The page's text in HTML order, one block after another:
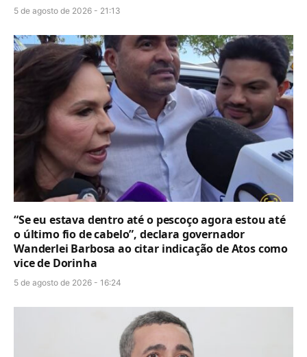
5 de agosto de 2026 - 21:13
“Se eu estava dentro até o pescoço agora estou até
o último fio de cabelo”, declara governador
Wanderlei Barbosa ao citar indicação de Atos como
vice de Dorinha
5 de agosto de 2026 - 16:24